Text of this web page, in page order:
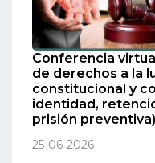
Conferencia
de derechos a la
constitucional y
identidad,
prisión
25-06-2026